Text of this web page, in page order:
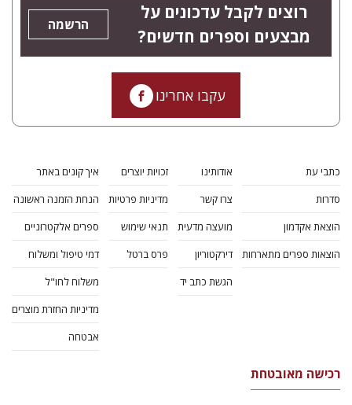
רוצים לקבל עדכונים על
מבצעים וספרים חדשים?
הרשמה
עקבו אחרינו
כתבי עת
סדרות
הוצאת אקדמון
הוצאות ספרים מתארחות
אודותינו
צרו קשר
מועצה מדעית
דירקטוריון
הגשת כתב יד
זכויות יוצרים
מדיניות פרטיות
תנאי שימוש
פרס ברטל
איך קונים באתר
הנחת הזמנה ראשונה
ספרים אלקטרוניים
דמי טיפול ומשלוח
משלוח לחו"ל
מדיניות החזרת מוצרים
אבטחה
רכישה מאובטחת